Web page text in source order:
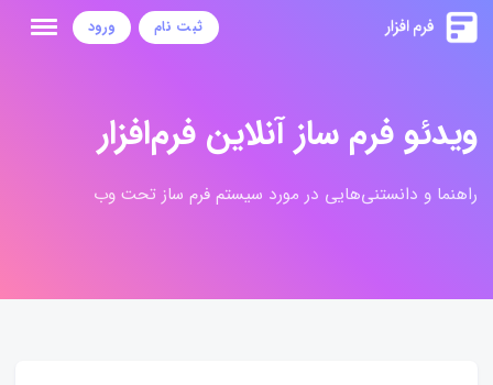
ثبت نام ورود
ویدئو فرم ساز آنلاین فرم‌افزار
راهنما و دانستنی‌هایی در مورد سیستم فرم ساز تحت وب